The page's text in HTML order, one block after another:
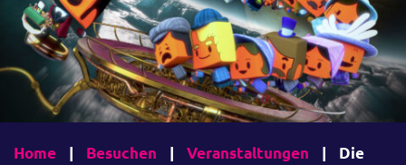
Home | Besuchen | Veranstaltungen |
Die